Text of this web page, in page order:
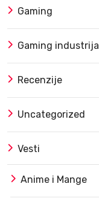
Gaming
Gaming industrija
Recenzije
Uncategorized
Vesti
Anime i Mange